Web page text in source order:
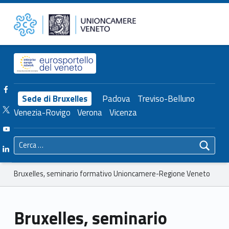
Bruxelles, seminario formativo Unioncamere-Regione Veneto – Unioncamere del Veneto Unioncamere del Veneto
Header info sidebar
Sede di Bruxelles Padova Treviso-Belluno
Venezia-Rovigo Verona Vicenza
Facebook Unioncamere Veneto
Twitter Unioncamere Veneto
Youtube Unioncamere Veneto
Linkedin Unioncamere Veneto
Ricerca per:
Breadcrumbs navigation
Bruxelles, seminario formativo Unioncamere-Regione Veneto
Bruxelles, seminario